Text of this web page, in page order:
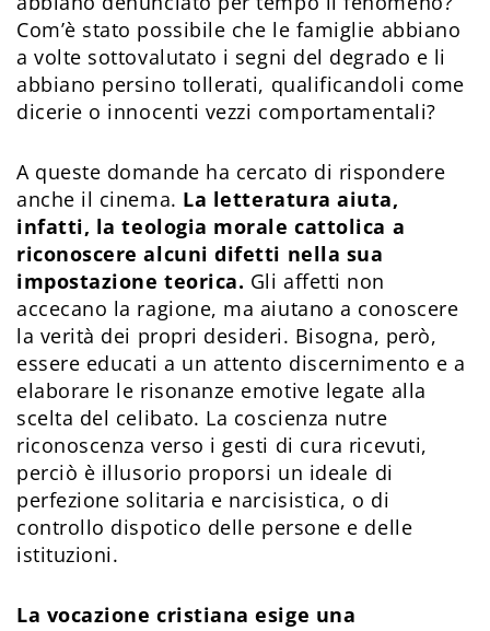
Com’è stato possibile che le famiglie abbiano
a volte sottovalutato i segni del degrado e li
abbiano persino tollerati, qualificandoli come
dicerie o innocenti vezzi comportamentali?
A queste domande ha cercato di rispondere
anche il cinema. La letteratura aiuta,
infatti, la teologia morale cattolica a
riconoscere alcuni difetti nella sua
impostazione teorica. Gli affetti non
accecano la ragione, ma aiutano a conoscere
la verità dei propri desideri. Bisogna, però,
essere educati a un attento discernimento e a
elaborare le risonanze emotive legate alla
scelta del celibato. La coscienza nutre
riconoscenza verso i gesti di cura ricevuti,
perciò è illusorio proporsi un ideale di
perfezione solitaria e narcisistica, o di
controllo dispotico delle persone e delle
istituzioni.
La vocazione cristiana esige una